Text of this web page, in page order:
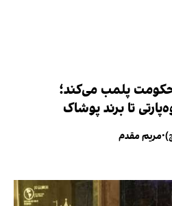
پلمب می‌کند؛
تا برند پوشاک
•مریم مقدم